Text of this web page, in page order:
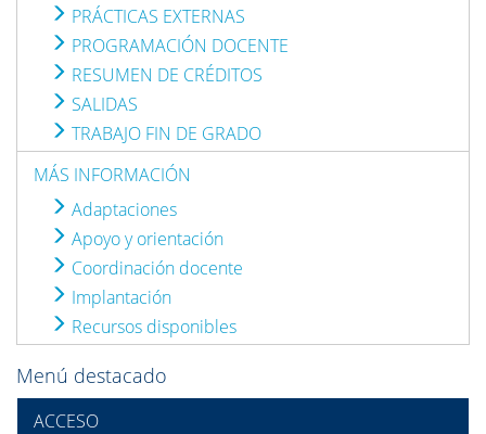
PRÁCTICAS EXTERNAS
PROGRAMACIÓN DOCENTE
RESUMEN DE CRÉDITOS
SALIDAS
TRABAJO FIN DE GRADO
MÁS INFORMACIÓN
Adaptaciones
Apoyo y orientación
Coordinación docente
Implantación
Recursos disponibles
Menú destacado
ACCESO